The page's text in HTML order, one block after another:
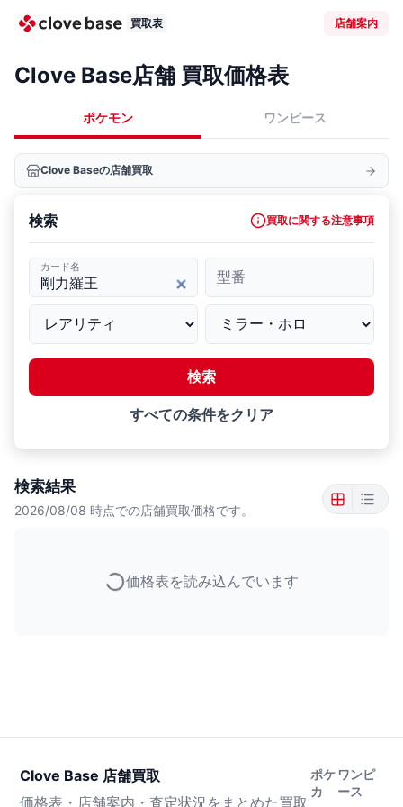
買取表 店舗案内
Clove Base店舗 買取価格表
ポケモン ワンピース
Clove Baseの店舗買取
検索 買取に関する注意事項
カード名
型番
検索
すべての条件をクリア
検索結果
2026/08/08 時点での店舗買取価格です。
価格表を読み込んでいます
Clove Base 店舗買取
価格表・店舗案内・査定状況をまとめた買取
ポケ
カ
ワンピ
ース